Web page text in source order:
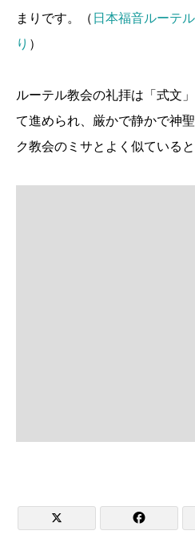
まりです。（ 日本福音ルーテ
り ）
ルーテル教会の礼拝は「式文
て進められ、厳かで静かで神
ク教会のミサとよく似ている
 